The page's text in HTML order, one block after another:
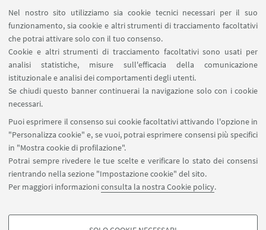
Nel nostro sito utilizziamo sia cookie tecnici necessari per il suo
funzionamento, sia cookie e altri strumenti di tracciamento facoltativi
che potrai attivare solo con il tuo consenso.
Cookie e altri strumenti di tracciamento facoltativi sono usati per
analisi statistiche, misure sull'efficacia della comunicazione
istituzionale e analisi dei comportamenti degli utenti.
Se chiudi questo banner continuerai la navigazione solo con i cookie
necessari.
Puoi esprimere il consenso sui cookie facoltativi attivando l'opzione in
"Personalizza cookie" e, se vuoi, potrai esprimere consensi più specifici
in "Mostra cookie di profilazione".
Potrai sempre rivedere le tue scelte e verificare lo stato dei consensi
rientrando nella sezione "Impostazione cookie" del sito.
Per maggiori informazioniconsulta la nostra Cookie policy.
Presentazione della Rivista Economia della Cultura
2/2025
«
Precedenti
12
elementi Successivi
12
elementi
»
7 8 9 ... 124